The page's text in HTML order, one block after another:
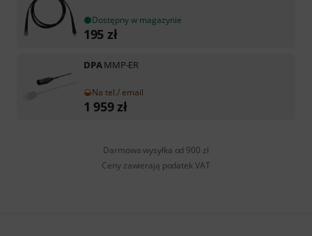
Dostępny w magazynie
195 zł
DPAMMP-ER
Na tel./ email
1 959zł
Darmowa wysyłka od 900 zł
Ceny zawierają podatek VAT